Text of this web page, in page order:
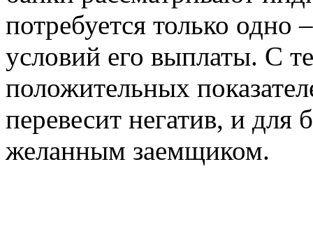
потребуется только одно
условий его выплаты. С
положительных
перевесит негатив, и для
желанным заемщиком.